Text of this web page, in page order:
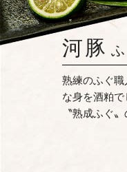
河豚
熟練のふぐ
な身を酒粕で
〝熟成ふぐ